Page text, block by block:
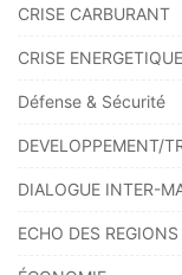
CRISE CARBURANT
CRISE
Défense & Sécurité
DEVELOPPEMENT/
DIALOGUE INTER-
ECHO DES REGIONS